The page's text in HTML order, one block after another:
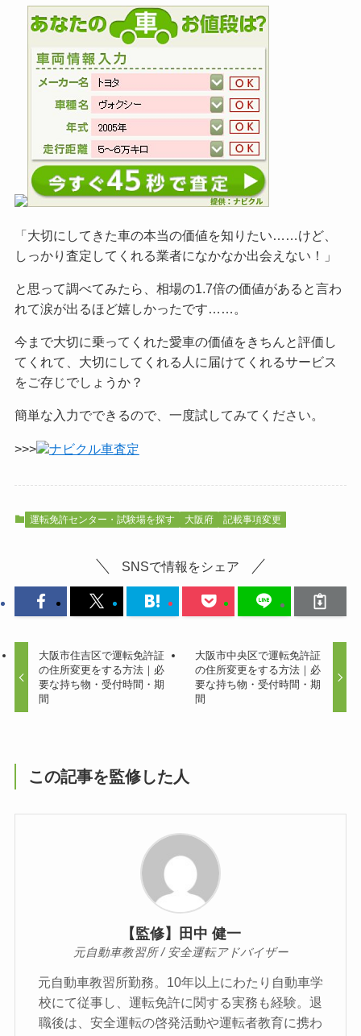
「大切にしてきた車の本当の価値を知りたい……けど、
しっかり査定してくれる業者になかなか出会えない！」
と思って調べてみたら、相場の1.7倍の価値があると言わ
れて涙が出るほど嬉しかったです……。
今まで大切に乗ってくれた愛車の価値をきちんと評価し
てくれて、大切にしてくれる人に届けてくれるサービス
をご存じでしょうか？
簡単な入力でできるので、一度試してみてください。
>>> ナビクル車査定
運転免許センター・試験場を探す 大阪府 記載事項変更
SNSで情報をシェア
大阪市住吉区で運転免許証
の住所変更をする方法｜必
要な持ち物・受付時間・期
間
大阪市中央区で運転免許証
の住所変更をする方法｜必
要な持ち物・受付時間・期
間
この記事を監修した人
【監修】田中 健一
元自動車教習所 / 安全運転アドバイザー
元自動車教習所勤務。10年以上にわたり自動車学
校にて従事し、運転免許に関する実務も経験。退
職後は、安全運転の啓発活動や運転者教育に携わ